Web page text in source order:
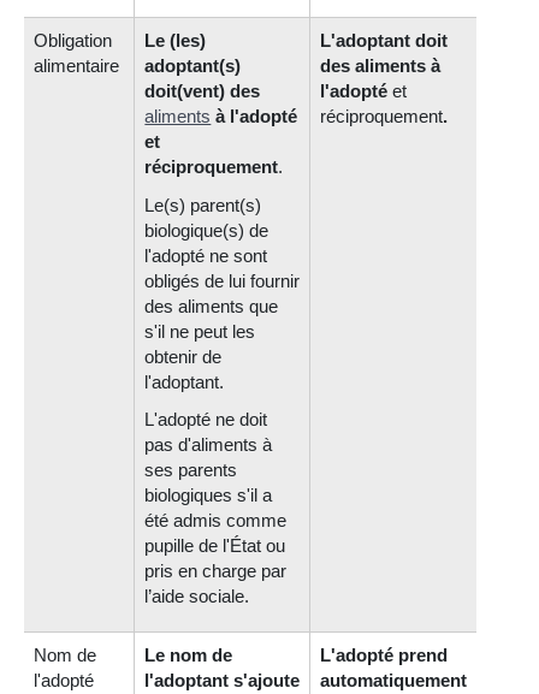
Obligation
alimentaire
Le (les)
adoptant(s)
doit(vent) des
aliments à l'adopté
et
réciproquement.
Le(s) parent(s)
biologique(s) de
l'adopté ne sont
obligés de lui fournir
des aliments que
s'il ne peut les
obtenir de
l'adoptant.
L'adopté ne doit
pas d'aliments à
ses parents
biologiques s'il a
été admis comme
pupille de l'État ou
pris en charge par
l’aide sociale.
L'adoptant doit
des aliments à
l'adoptéet
réciproquement.
Nom de
l'adopté
Le nom de
l'adoptant s'ajoute
L'adopté prend
automatiquement